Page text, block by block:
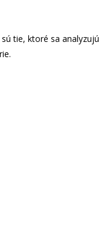
tie, ktoré sa analyzujú